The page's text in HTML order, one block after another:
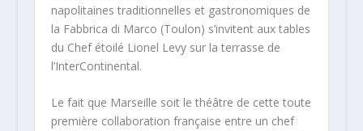
napolitaines traditionnelles et gastronomiques de
la Fabbrica di Marco (Toulon) s’invitent aux tables
du Chef étoilé Lionel Levy sur la terrasse de
l’InterContinental.
Le fait que Marseille soit le théâtre de cette toute
première collaboration française entre un chef